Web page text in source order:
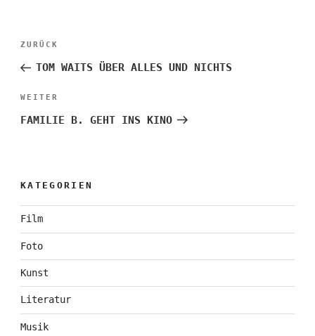
Beitragsnavigation
Vorheriger
Beitrag
ZURÜCK
TOM WAITS ÜBER ALLES UND NICHTS
Nächster
Beitrag
WEITER
FAMILIE B. GEHT INS KINO
KATEGORIEN
Film
Foto
Kunst
Literatur
Musik